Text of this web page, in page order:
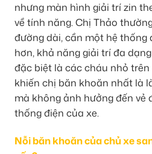
nhưng màn hình giải trí zin
về tính năng. Chị Thảo
đường dài, cần một hệ
hơn, khả năng giải trí đa
đặc biệt là các cháu nhỏ trên
khiến chị băn khoăn nhất là
mà không ảnh hưởng đến vẻ
thống điện của xe.
Nỗi băn khoăn của chủ xe